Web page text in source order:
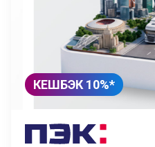
КЕШБЭК 10%*